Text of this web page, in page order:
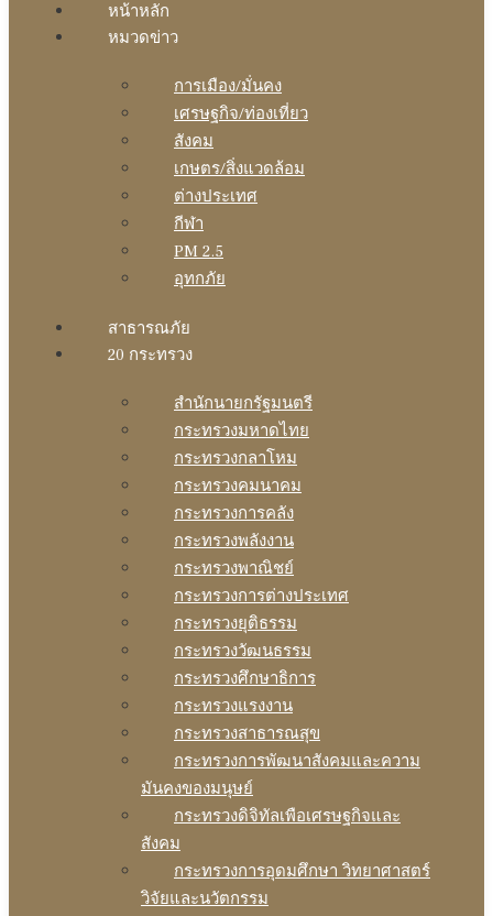
หน้าหลัก
หมวดข่าว
การเมือง/มั่นคง
เศรษฐกิจ/ท่องเที่ยว
สังคม
เกษตร/สิ่งแวดล้อม
ต่างประเทศ
กีฬา
PM 2.5
อุทกภัย
สาธารณภัย
20 กระทรวง
สํานักนายกรัฐมนตรี
กระทรวงมหาดไทย
กระทรวงกลาโหม
กระทรวงคมนาคม
กระทรวงการคลัง
กระทรวงพลังงาน
กระทรวงพาณิชย์
กระทรวงการต่างประเทศ
กระทรวงยุติธรรม
กระทรวงวัฒนธรรม
กระทรวงศึกษาธิการ
กระทรวงแรงงาน
กระทรวงสาธารณสุข
กระทรวงการพัฒนาสังคมและความ
มันคงของมนุษย์
กระทรวงดิจิทัลเพือเศรษฐกิจและ
สังคม
กระทรวงการอุดมศึกษา วิทยาศาสตร์
วิจัยและนวัตกรรม